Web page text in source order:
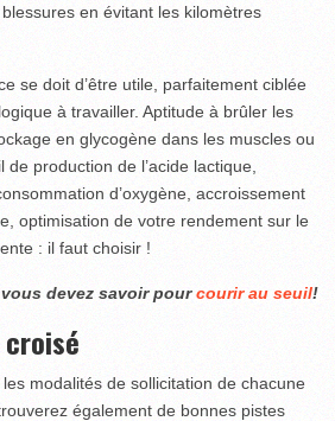
en évitant les kilomètres
se doit d’être utile, parfaitement ciblée
à travailler. Aptitude à brûler les
en glycogène dans les muscles ou
production de l’acide lactique,
d’oxygène, accroissement
optimisation de votre rendement sur le
: il faut choisir !
devez savoir pourcourir au seuil!
les modalités de sollicitation de chacune
également de bonnes pistes